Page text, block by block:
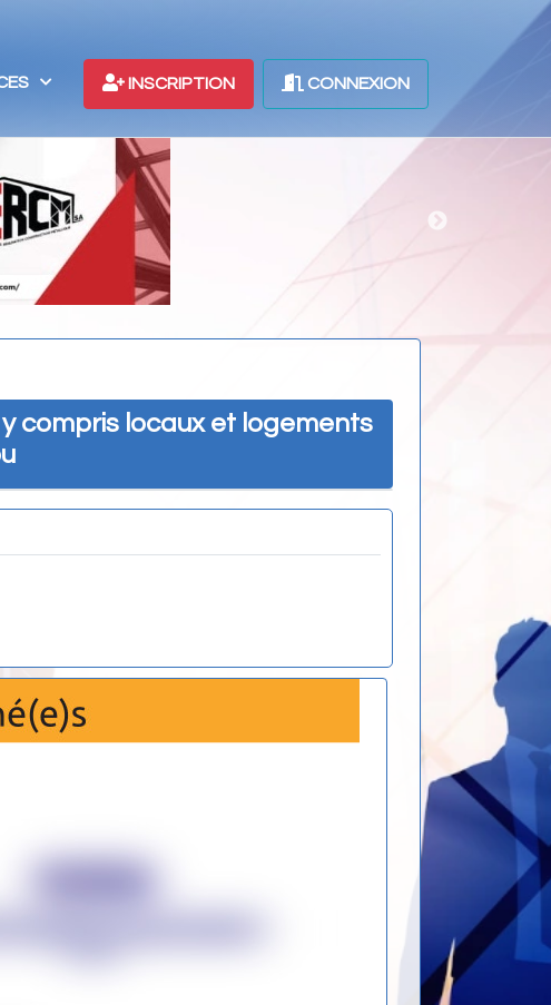
INSCRIPTION CONNEXION
compris locaux et logements